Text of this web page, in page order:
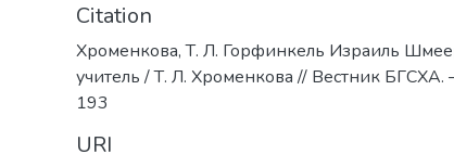
Citation
Хроменкова, Т. Л. Горфинкель Израиль
учитель / Т. Л. Хроменкова // Вестник
193
URI